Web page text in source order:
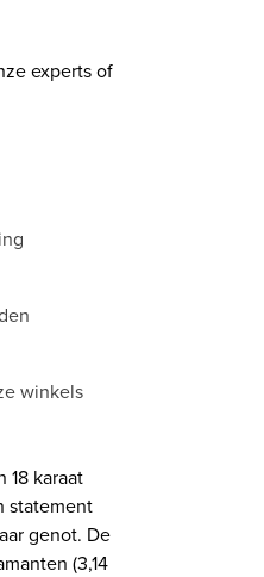
experts of
winkels
18 karaat
statement
genot. De
(3,14